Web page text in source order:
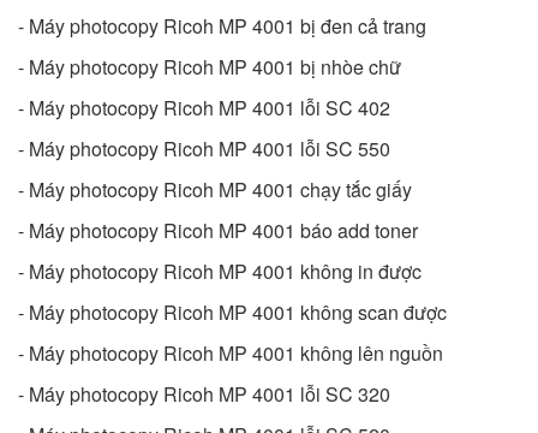
- Máy photocopy Ricoh MP 4001 bị đen cả trang
- Máy photocopy Ricoh MP 4001 bị nhòe chữ
- Máy photocopy Ricoh MP 4001 lỗi SC 402
- Máy photocopy Ricoh MP 4001 lỗi SC 550
- Máy photocopy Ricoh MP 4001 chạy tắc giấy
- Máy photocopy Ricoh MP 4001 báo add toner
- Máy photocopy Ricoh MP 4001 không in được
- Máy photocopy Ricoh MP 4001 không scan được
- Máy photocopy Ricoh MP 4001 không lên nguồn
- Máy photocopy Ricoh MP 4001 lỗi SC 320